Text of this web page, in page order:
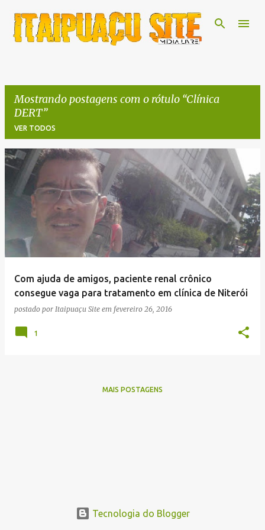
Pular para o conteúdo principal
Mostrando postagens com o rótulo Clínica
DERT
VER TODOS
P
t
g
Com ajuda de amigos, paciente renal crônico
consegue vaga para tratamento em clínica de Niterói
postado por Itaipuaçu Site em fevereiro 26, 2016
1
MAIS POSTAGENS
Tecnologia do Blogger